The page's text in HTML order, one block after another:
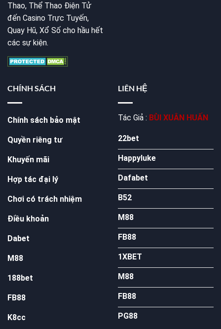
Thao, Thể Thao Điện Tử
đến Casino Trực Tuyến,
Quay Hũ, Xổ Số cho hầu hết
các sự kiện.
CHÍNH SÁCH
Chính sách bảo mật
Quyền riêng tư
Khuyến mãi
Hợp tác đại lý
Chơi có trách nhiệm
Điều khoản
Dabet
M88
188bet
FB88
K8cc
LIÊN HỆ
Tác Giả : BÙI XUÂN HUẤN
22bet
Happyluke
Dafabet
B52
M88
FB88
1XBET
M88
FB88
PG88